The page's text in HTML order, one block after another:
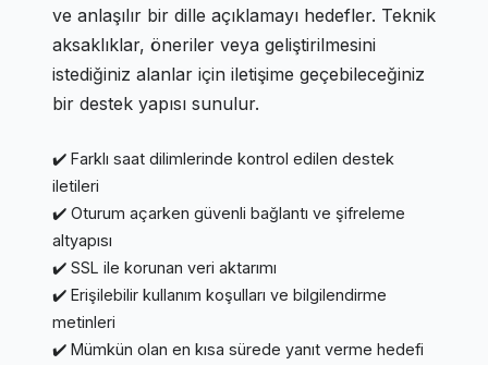
ve anlaşılır bir dille açıklamayı hedefler. Teknik
aksaklıklar, öneriler veya geliştirilmesini
istediğiniz alanlar için iletişime geçebileceğiniz
bir destek yapısı sunulur.
✔️ Farklı saat dilimlerinde kontrol edilen destek
iletileri
✔️ Oturum açarken güvenli bağlantı ve şifreleme
altyapısı
✔️ SSL ile korunan veri aktarımı
✔️ Erişilebilir kullanım koşulları ve bilgilendirme
metinleri
✔️ Mümkün olan en kısa sürede yanıt verme hedefi